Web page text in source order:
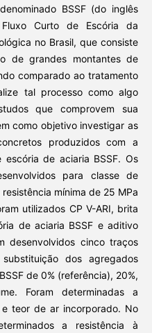
BSSF (do inglês
Curto de Escória da
no Brasil, que consiste
de grandes montantes de
comparado ao tratamento
tal processo como algo
que comprovem sua
como objetivo investigar as
produzidos com a
de aciaria BSSF.Os
para classe de
mínima de 25 MPa
utilizados CP V-ARI, brita
de aciaria BSSF e aditivo
desenvolvidos cinco traços
dos agregados
de 0% (referência), 20%,
Foram determinadas a
teor de ar incorporado. No
a resistência à